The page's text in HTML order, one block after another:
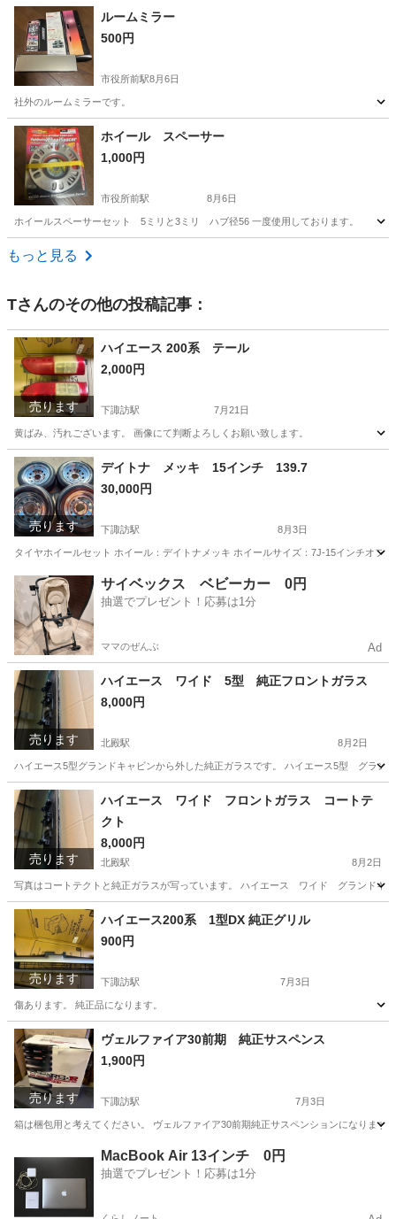
長野 松本市 松本駅
ルームミラー
500円
市役所前駅8月6日
社外のルームミラーです。
長野 長野市 市役所前駅 その他
ホイール スペーサー
1,000円
市役所前駅 8月6日
ホイールスペーサーセット 5ミリと3ミリ ハブ径56 一度使用しております。
長野 長野市
もっと見る
Tさんのその他の投稿記事：
売ります
ハイエース 200系 テール
2,000円
下諏訪駅 7月21日
黄ばみ、汚れございます。 画像にて判断よろしくお願い致します。
長野 諏訪郡 下諏訪駅 外装、車外用品
売ります
デイトナ メッキ 15インチ 139.7
30,000円
下諏訪駅 8月3日
タイヤホイールセット ホイール：デイトナメッキ ホイールサイズ：7J-15インチオフ
長野 諏訪郡 下諏訪駅 タイヤ、ホイール メッキ
サイベックス ベビーカー 0円
抽選でプレゼント！応募は1分
ママのぜんぶ Ad
売ります
ハイエース ワイド 5型 純正フロントガラス
8,000円
北殿駅 8月2日
ハイエース5型グランドキャビンから外した純正ガラスです。 ハイエース5型 グラン
長野 上伊那郡 北殿駅 外装、車外用品 フロントガラス
売ります
ハイエース ワイド フロントガラス コートテ
クト
8,000円
北殿駅 8月2日
写真はコートテクトと純正ガラスが写っています。 ハイエース ワイド グランドキ
長野 上伊那郡 北殿駅 外装、車外用品
売ります
ハイエース200系 1型DX 純正グリル
900円
下諏訪駅 7月3日
傷あります。 純正品になります。
長野 諏訪郡 下諏訪駅 外装、車外用品
売ります
ヴェルファイア30前期 純正サスペンス
1,900円
下諏訪駅 7月3日
箱は梱包用と考えてください。 ヴェルファイア30前期純正サスペンションになります
下諏訪駅 外装、車外用品
MacBook Air 13インチ 0円
抽選でプレゼント！応募は1分